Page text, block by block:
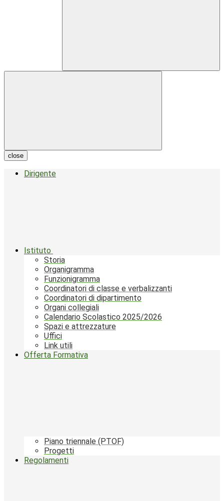
close
Dirigente
Istituto
Storia
Organigramma
Funzionigramma
Coordinatori di classe e verbalizzanti
Coordinatori di dipartimento
Organi collegiali
Calendario Scolastico 2025/2026
Spazi e attrezzature
Uffici
Link utili
Offerta Formativa
Piano triennale (PTOF)
Progetti
Regolamenti